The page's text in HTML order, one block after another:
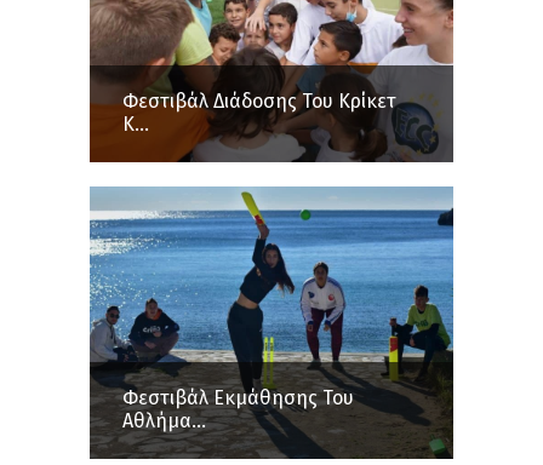
Φεστιβάλ Διάδοσης Του Κρίκετ
Κ...
Φεστιβάλ Εκμάθησης Του
Αθλήμα...